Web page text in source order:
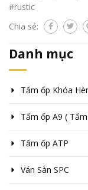
#rustic
Chia sẻ:
Danh mục
Tấm ốp Khóa
Tấm ốp A9 (
Tấm ốp ATP
Ván Sàn SPC